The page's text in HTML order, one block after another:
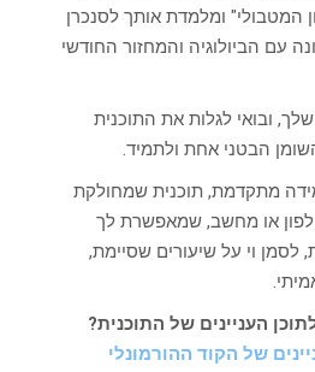
המטבולי" ומלמדת אותך לסנכרן
עם הביולוגיה והמחזור החודשי
ובואי לגלות את התוכנית
הבטני אחת ולתמיד.
מתקדמת, תוכנית שמחולקת
או מחשב, שמאפשרת לך
לסמן וי על שיעורים שסיימת,
העניינים של התוכנית?
של הקוד ההורמונלי